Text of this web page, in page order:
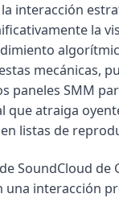
interacción
la
mecánicas,
paneles SMM
que atraiga
listas de
SoundCloud de
una interacción